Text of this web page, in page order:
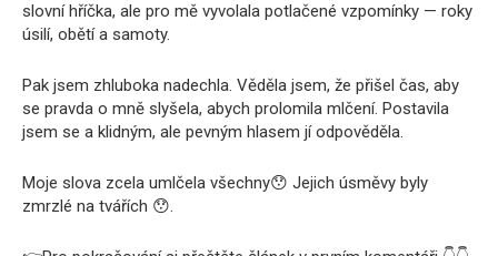
slovní hříčka, ale pro mě vyvolala potlačené vzpomínky — roky
úsilí, obětí a samoty.
Pak jsem zhluboka nadechla. Věděla jsem, že přišel čas, aby
se pravda o mně slyšela, abych prolomila mlčení. Postavila
jsem se a klidným, ale pevným hlasem jí odpověděla.
Moje slova zcela umlčela všechny😯 Jejich úsměvy byly
zmrzlé na tvářích 😯.